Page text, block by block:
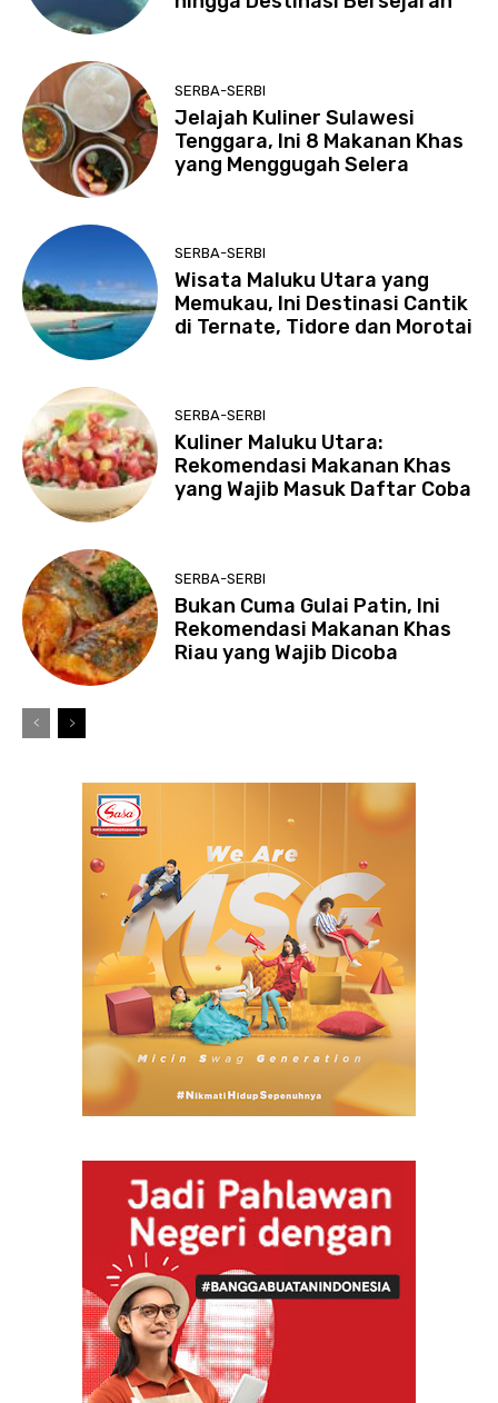
SERBA-SERBI
Jelajah Kuliner Sulawesi
Tenggara, Ini 8 Makanan Khas
yang Menggugah Selera
SERBA-SERBI
Wisata Maluku Utara yang
Memukau, Ini Destinasi Cantik
di Ternate, Tidore dan Morotai
SERBA-SERBI
Kuliner Maluku Utara:
Rekomendasi Makanan Khas
yang Wajib Masuk Daftar Coba
SERBA-SERBI
Bukan Cuma Gulai Patin, Ini
Rekomendasi Makanan Khas
Riau yang Wajib Dicoba